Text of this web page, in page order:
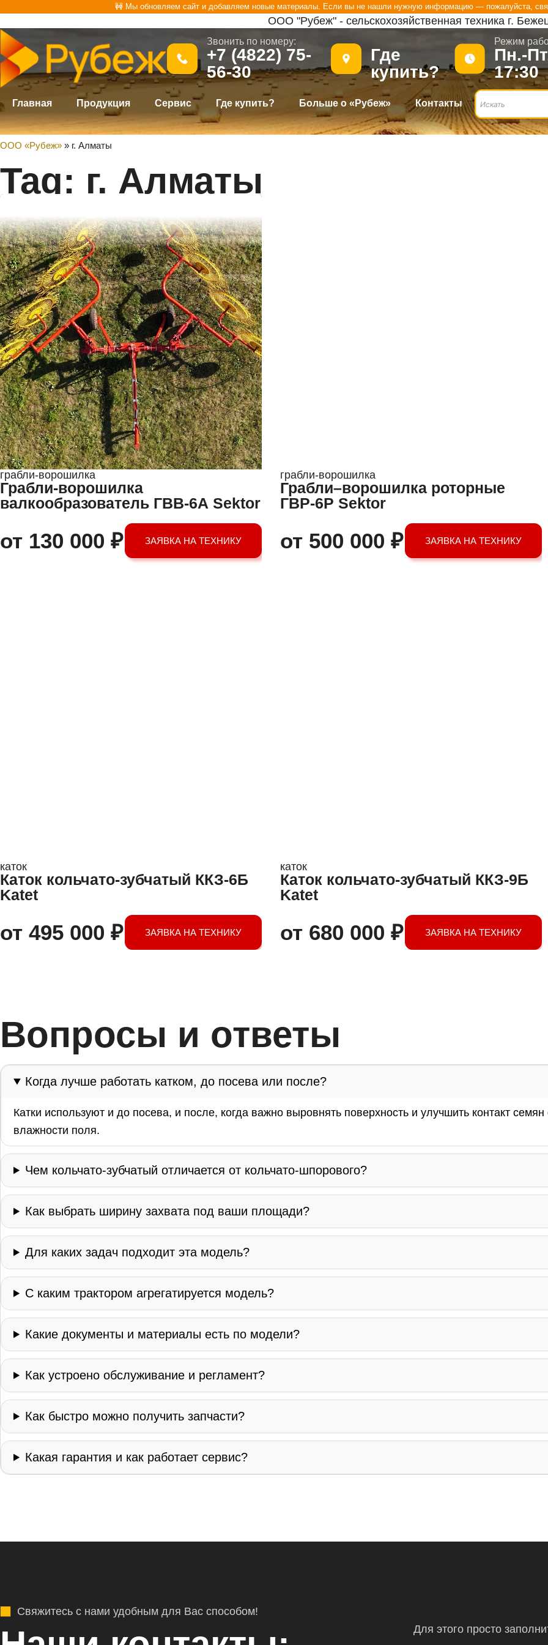
к
содержимому
🚧 Мы обновляем сайт и добавляем новые материалы. Если вы не нашли нужную информацию — пожалуйста,
ООО "Рубеж" - сельскохозяйственная техника г.
Звонить по номеру:
+7 (4822) 75-
56-30
Где
купить?
Режим
Пн.-
17:30
Главная Продукция Сервис Где купить? Больше о «Рубеж» Контакты
ООО «Рубеж» » г. Алматы
Tag: г. Алматы
грабли-ворошилка
Грабли-ворошилка
валкообразователь ГВВ-6А Sektor
от 130 000 ₽ ЗАЯВКА НА ТЕХНИКУ
грабли-ворошилка
Грабли–ворошилка роторные
ГВР-6Р Sektor
от 500 000 ₽ ЗАЯВКА НА ТЕХНИКУ
каток
Каток кольчато-зубчатый ККЗ-6Б
Katet
от 495 000 ₽ ЗАЯВКА НА ТЕХНИКУ
каток
Каток кольчато-зубчатый ККЗ-9Б
Katet
от 680 000 ₽ ЗАЯВКА НА ТЕХНИКУ
Вопросы и ответы
Когда лучше работать катком, до посева или после?
Катки используют и до посева, и после, когда важно выровнять поверхность и улучшить контакт
влажности поля.
Чем кольчато-зубчатый отличается от кольчато-шпорового?
Как выбрать ширину захвата под ваши площади?
Для каких задач подходит эта модель?
С каким трактором агрегатируется модель?
Какие документы и материалы есть по модели?
Как устроено обслуживание и регламент?
Как быстро можно получить запчасти?
Какая гарантия и как работает сервис?
Свяжитесь с нами удобным для Вас способом!
Для этого просто